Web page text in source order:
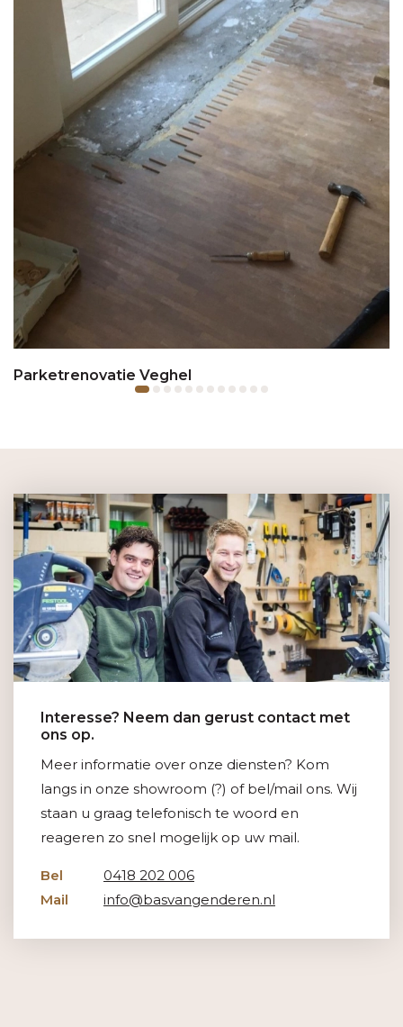
Parketrenovatie Veghel
Interesse? Neem dan gerust contact met
ons op.
Meer informatie over onze diensten? Kom
langs in onze showroom (?) of bel/mail ons. Wij
staan u graag telefonisch te woord en
reageren zo snel mogelijk op uw mail.
Bel
0418 202 006
Mail
info@basvangenderen.nl